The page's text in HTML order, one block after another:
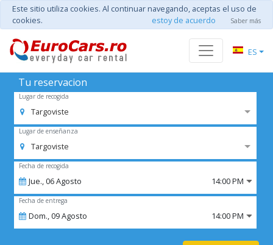
Este sitio utiliza cookies. Al continuar navegando, aceptas el uso de
cookies.
estoy de acuerdo Saber más
ES
Tu reservacion
Lugar de recogida
Targoviste
Lugar de enseñanza
Targoviste
Fecha de recogida
Jue.,06Agosto 14:00 PM
Fecha de entrega
Dom.,09Agosto 14:00 PM